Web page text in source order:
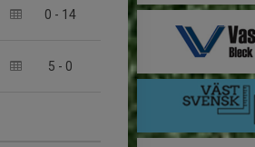
0 - 14
5 - 0